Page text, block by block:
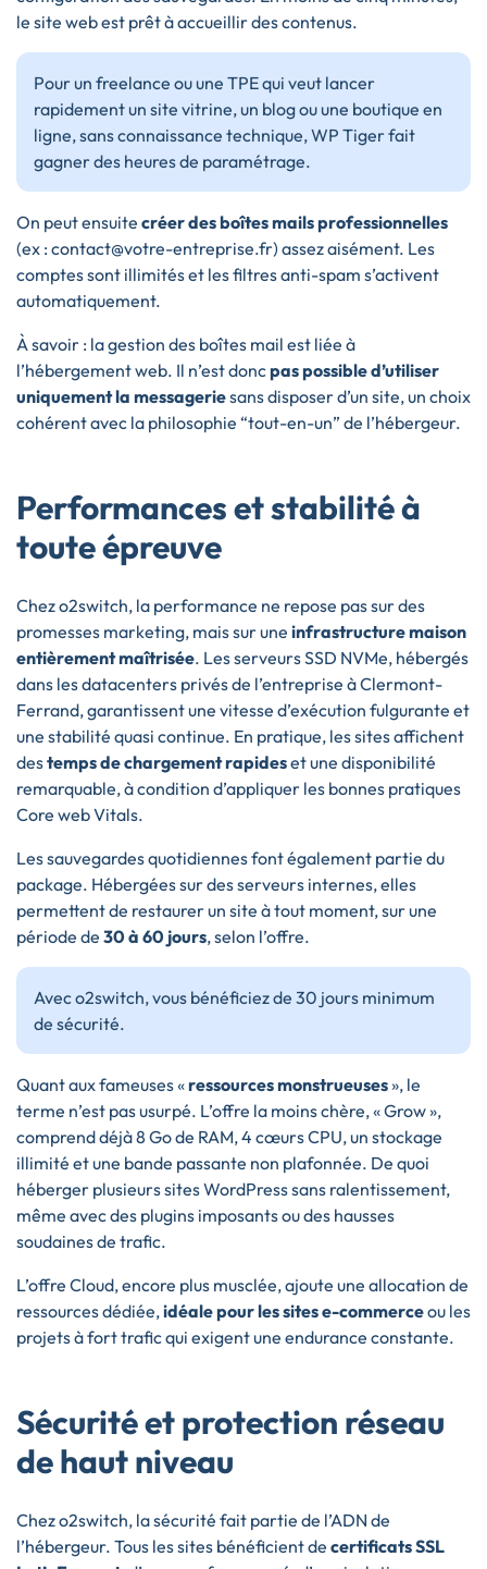
le site web est prêt à accueillir des contenus.
Pour un freelance ou une TPE qui veut lancer
rapidement un site vitrine, un blog ou une boutique en
ligne, sans connaissance technique, WP Tiger fait
gagner des heures de paramétrage.
On peut ensuite créer des boîtes mails professionnelles
(ex : contact@votre-entreprise.fr) assez aisément. Les
comptes sont illimités et les filtres anti-spam s’activent
automatiquement.
À savoir : la gestion des boîtes mail est liée à
l’hébergement web. Il n’est doncpas possible d’utiliser
uniquement la messageriesans disposer d’un site, un choix
cohérent avec la philosophie “tout-en-un” de l’hébergeur.
Performances et stabilité à
toute épreuve
Chez o2switch, la performance ne repose pas sur des
promesses marketing, mais sur une infrastructure maison
entièrement maîtrisée. Les serveurs SSD NVMe, hébergés
dans les datacenters privés de l’entreprise à Clermont-
Ferrand, garantissent une vitesse d’exécution fulgurante et
une stabilité quasi continue. En pratique, les sites affichent
destemps de chargement rapideset une disponibilité
remarquable, à condition d’appliquer les bonnes pratiques
Core web Vitals.
Les sauvegardes quotidiennes font également partie du
package. Hébergées sur des serveurs internes, elles
permettent de restaurer un site à tout moment, sur une
période de 30 à 60 jours, selon l’offre.
Avec o2switch, vous bénéficiez de 30 jours minimum
de sécurité.
Quant aux fameuses «ressources monstrueuses», le
terme n’est pas usurpé. L’offre la moins chère, « Grow »,
comprend déjà 8 Go de RAM, 4 cœurs CPU, un stockage
illimité et une bande passante non plafonnée. De quoi
héberger plusieurs sites WordPress sans ralentissement,
même avec des plugins imposants ou des hausses
soudaines de trafic.
L’offre Cloud, encore plus musclée, ajoute une allocation de
ressources dédiée,idéale pour les sites e-commerceou les
projets à fort trafic qui exigent une endurance constante.
Sécurité et protection réseau
de haut niveau
Chez o2switch, la sécurité fait partie de l’ADN de
l’hébergeur. Tous les sites bénéficient de certificats SSL